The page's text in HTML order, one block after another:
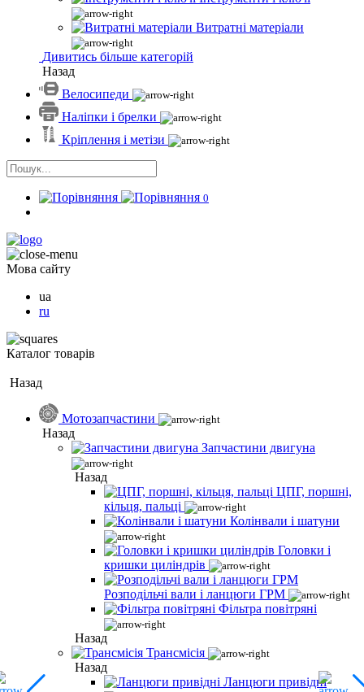
Витратні матеріали
Дивитись більше категорій
Назад
Велосипеди
Наліпки і брелки
Кріплення і метізи
0
Мова сайту
ua
ru
Каталог товарів
Назад
Мотозапчастини
Назад
Запчастини двигуна
Назад
ЦПГ, поршні,
кільця, пальці
Колінвали і шатуни
Головки і
кришки циліндрів
Розподільчі вали і ланцюги ГРМ
Фільтра повітряні
Назад
Трансмісія
Назад
Ланцюги привідні